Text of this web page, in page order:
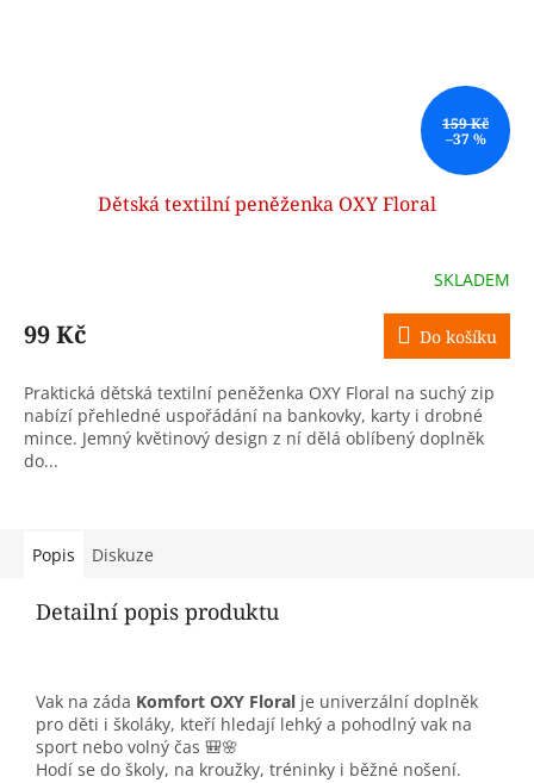
159 Kč
–37 %
Dětská textilní peněženka OXY Floral
SKLADEM
99 Kč Do košíku
Praktická dětská textilní peněženka OXY Floral na suchý zip
nabízí přehledné uspořádání na bankovky, karty i drobné
mince. Jemný květinový design z ní dělá oblíbený doplněk
do...
Popis Diskuze
Detailní popis produktu
Vak na záda Komfort OXY Floral je univerzální doplněk
pro děti i školáky, kteří hledají lehký a pohodlný vak na
sport nebo volný čas 🎒🌸
Hodí se do školy, na kroužky, tréninky i běžné nošení.